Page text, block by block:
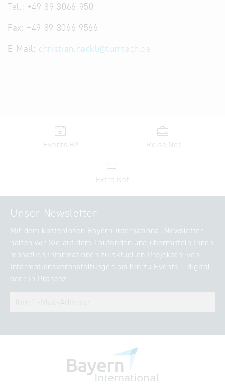
Tel.: +49 89 3066 950
Fax: +49 89 3066 9566
E-Mail: christian.hackl@tumtech.de
Events.BY Reise.Net
Extra.Net
Unser Newsletter
Mit dem kostenlosen Bayern International-Newsletter
halten wir Sie auf dem Laufenden und übermitteln Ihnen
monatlich Informationen zu aktuellen Projekten: von
Informationsveranstaltungen bis hin zu Events – digital
oder in Präsenz.